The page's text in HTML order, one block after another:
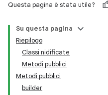
Questa pagina è stata utile?
Su questa pagina
Riepilogo
Classi nidificate
Metodi pubblici
Metodi pubblici
builder